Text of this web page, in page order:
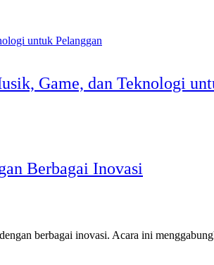
Game, dan Teknologi
Berbagai Inovasi
berbagai inovasi. Acara ini